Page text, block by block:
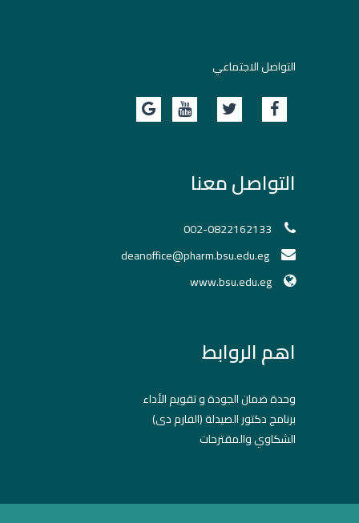
التواصل الاجتماعي
التواصل معنا
002-0822162133
www.bsu.edu.eg
اهم الروابط
وحدة ضمان الجودة و تقويم الأداء
برنامج دكتور الصيدلة (الفارم دى)
الشكاوي والمقترحات